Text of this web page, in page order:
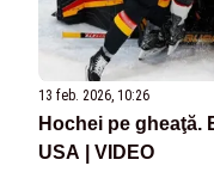
13 feb. 2026, 10:26
Hochei pe gheaţă.
USA | VIDEO